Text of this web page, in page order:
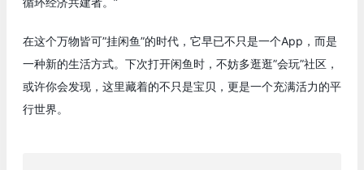
在这个万物皆可”挂闲鱼”的时代，它早已不只是一个App，而是
一种新的生活方式。下次打开闲鱼时，不妨多逛逛”会玩”社区，
或许你会发现，这里藏着的不只是宝贝，更是一个充满活力的平
行世界。